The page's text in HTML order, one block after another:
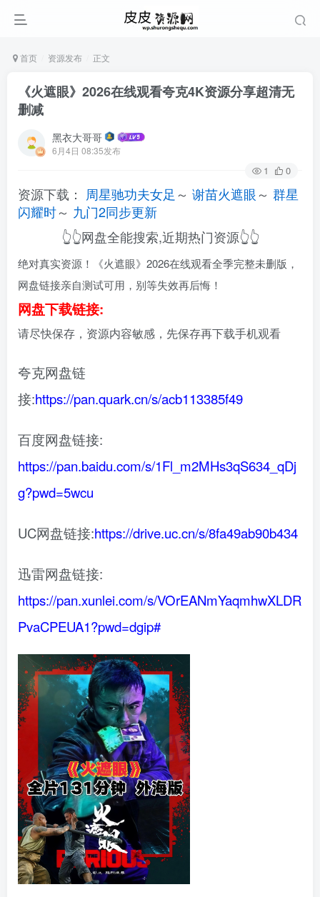
首页 资源发布 正文
《火遮眼》2026在线观看夸克4K资源分享超清无
删减
黑衣大哥哥
6月4日 08:35发布
1 0
资源下载： 周星驰功夫女足 ～ 谢苗火遮眼～ 群星
闪耀时～ 九门2同步更新
👆👆网盘全能搜索,近期热门资源👆👆
绝对真实资源！《火遮眼》2026在线观看全季完整未删版，
网盘链接亲自测试可用，别等失效再后悔！
网盘下载链接:
请尽快保存，资源内容敏感，先保存再下载手机观看
夸克网盘链
接:https://pan.quark.cn/s/acb113385f49
百度网盘链接:
https://pan.baidu.com/s/1Fl_m2MHs3qS634_qDj
g?pwd=5wcu
UC网盘链接:https://drive.uc.cn/s/8fa49ab90b434
迅雷网盘链接:
https://pan.xunlei.com/s/VOrEANmYaqmhwXLDR
PvaCPEUA1?pwd=dgip#